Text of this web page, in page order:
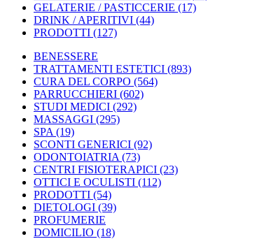
GELATERIE / PASTICCERIE (17)
DRINK / APERITIVI (44)
PRODOTTI (127)
BENESSERE
TRATTAMENTI ESTETICI (893)
CURA DEL CORPO (564)
PARRUCCHIERI (602)
STUDI MEDICI (292)
MASSAGGI (295)
SPA (19)
SCONTI GENERICI (92)
ODONTOIATRIA (73)
CENTRI FISIOTERAPICI (23)
OTTICI E OCULISTI (112)
PRODOTTI (54)
DIETOLOGI (39)
PROFUMERIE
DOMICILIO (18)